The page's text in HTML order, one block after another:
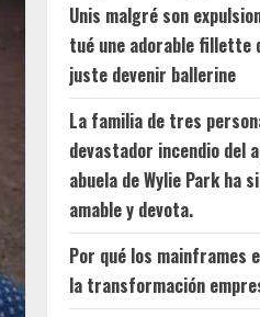
Unis malgré son
tué une adorable fillette
juste devenir ballerine
La familia de tres
devastador incendio del
abuela de Wylie Park ha
amable y devota.
Por qué los mainframes
la transformación